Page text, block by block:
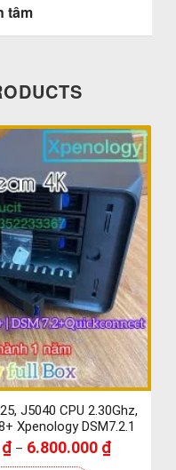
tâm
J5040 CPU 2.30Ghz,
Xpenology DSM7.2.1
₫ – 6.800.000 ₫